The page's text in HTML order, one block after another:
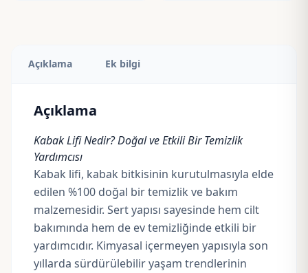
Açıklama Ek bilgi
Açıklama
Kabak Lifi Nedir? Doğal ve Etkili Bir Temizlik
Yardımcısı
Kabak lifi, kabak bitkisinin kurutulmasıyla elde
edilen %100 doğal bir temizlik ve bakım
malzemesidir. Sert yapısı sayesinde hem cilt
bakımında hem de ev temizliğinde etkili bir
yardımcıdır. Kimyasal içermeyen yapısıyla son
yıllarda sürdürülebilir yaşam trendlerinin